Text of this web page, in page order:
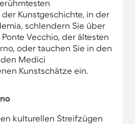
Kunstgeschichte, in der
schlendern Sie über
Vecchio, der ältesten
oder tauchen Sie in den
Medici
Kunstschätze ein.
kulturellen Streifzügen